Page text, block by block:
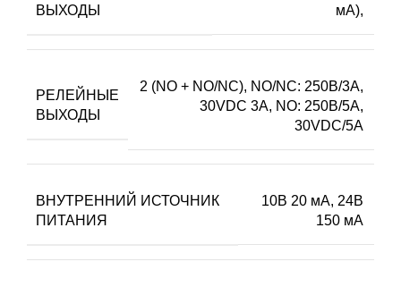
ВЫХОДЫ
мА),
РЕЛЕЙНЫЕ
ВЫХОДЫ
2 (NO + NO/NC), NO/NC: 250В/3А,
30VDC 3А, NO: 250В/5А,
30VDC/5А
ВНУТРЕННИЙ ИСТОЧНИК
ПИТАНИЯ
10В 20 мА, 24В
150 мА